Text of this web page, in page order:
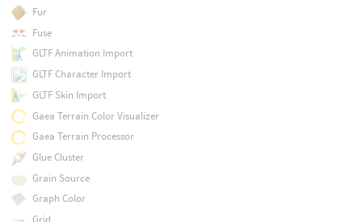
Fur
Fuse
GLTF Animation Import
GLTF Character Import
GLTF Skin Import
Gaea Terrain Color Visualizer
Gaea Terrain Processor
Glue Cluster
Grain Source
Graph Color
Grid